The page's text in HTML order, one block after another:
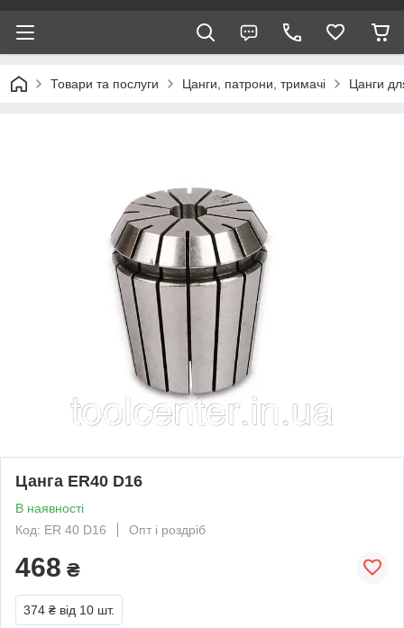
Товари та послуги Цанги, патрони, тримачі Цанги
Цанга ER40 D16
В наявності
Код: ER 40 D16
Опт і роздріб
468 ₴
374 ₴ від 10 шт.